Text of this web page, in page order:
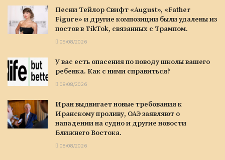
Песни Тейлор Свифт «August», «Father
Figure» и другие композиции были удалены из
постов в TikTok, связанных с Трампом.
09/08/2026
У вас есть опасения по поводу школы вашего
ребенка. Как с ними справиться?
08/08/2026
Иран выдвигает новые требования к
Иранскому проливу, ОАЭ заявляют о
нападении на судно и другие новости
Ближнего Востока.
08/08/2026